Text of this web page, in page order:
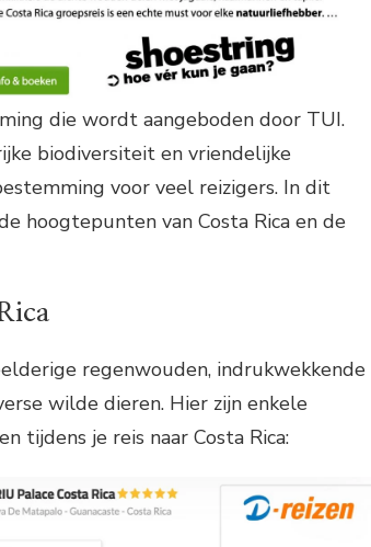
die wordt aangeboden door TUI.
biodiversiteit en vriendelijke
voor veel reizigers. In dit
hoogtepunten van Costa Rica en de
regenwouden, indrukwekkende
wilde dieren. Hier zijn enkele
tijdens je reis naar Costa Rica: